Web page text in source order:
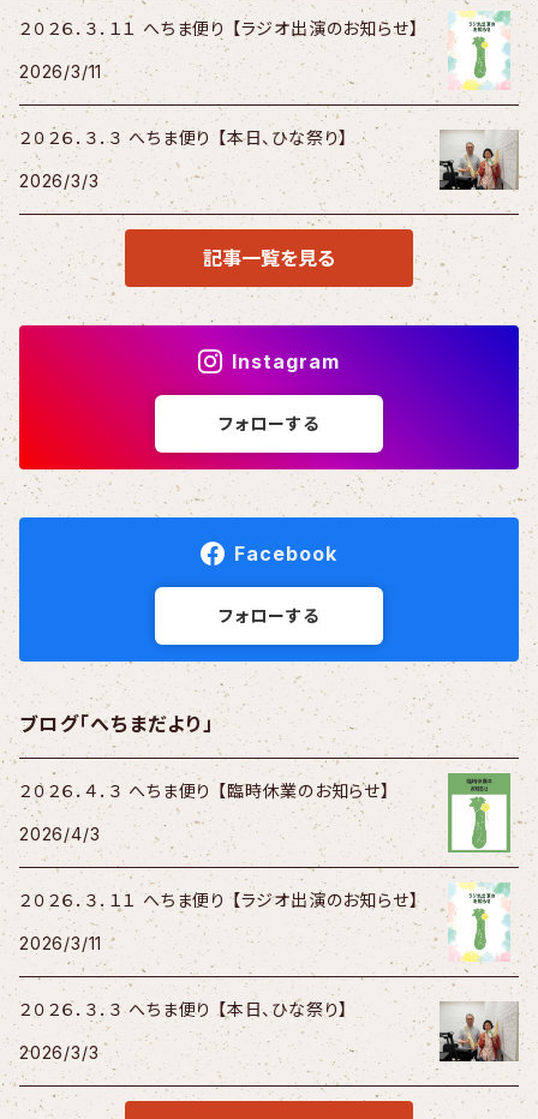
２０２６．３．１１ へちま便り 【ラジオ出演のお知らせ】
2026/3/11
２０２６．３．３ へちま便り 【本日、ひな祭り】
2026/3/3
記事一覧を見る
Instagram
フォローする
Facebook
フォローする
ブログ「へちまだより」
２０２６．４．３ へちま便り 【臨時休業のお知らせ】
2026/4/3
２０２６．３．１１ へちま便り 【ラジオ出演のお知らせ】
2026/3/11
２０２６．３．３ へちま便り 【本日、ひな祭り】
2026/3/3